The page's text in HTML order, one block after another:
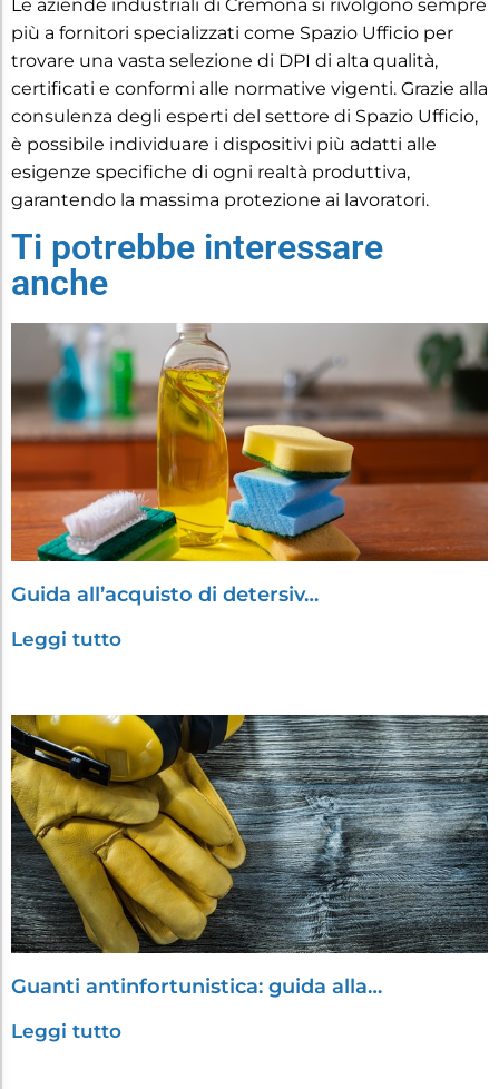
Le aziende industriali di Cremona si rivolgono sempre
più a fornitori specializzati come Spazio Ufficio per
trovare una vasta selezione di DPI di alta qualità,
certificati e conformi alle normative vigenti. Grazie alla
consulenza degli esperti del settore di Spazio Ufficio,
è possibile individuare i dispositivi più adatti alle
esigenze specifiche di ogni realtà produttiva,
garantendo la massima protezione ai lavoratori.
Ti potrebbe interessare
anche
Guida all’acquisto di detersiv…
Leggi tutto
Guanti antinfortunistica: guida alla…
Leggi tutto